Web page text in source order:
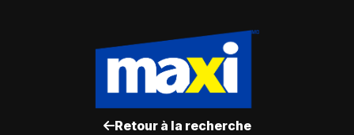
Retour à la recherche